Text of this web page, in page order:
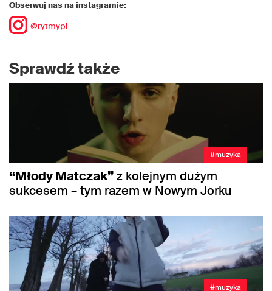
Obserwuj nas na instagramie:
@rytmypl
Sprawdź także
#muzyka
“Młody Matczak”z kolejnym dużym
sukcesem – tym razem w Nowym Jorku
#muzyka